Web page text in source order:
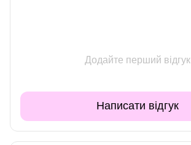
Додайте перший відгук
Написати відгук